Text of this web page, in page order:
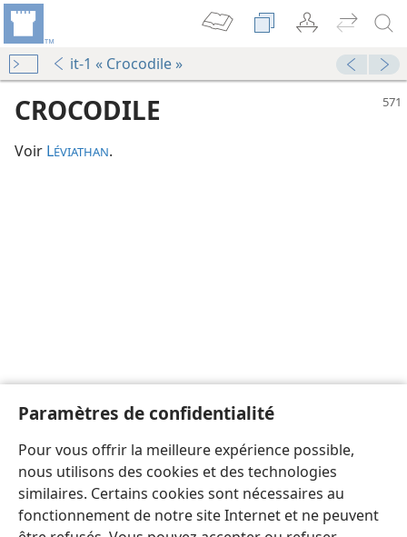
Paramètres de confidentialité
Pour vous offrir la meilleure expérience possible,
nous utilisons des cookies et des technologies
similaires. Certains cookies sont nécessaires au
fonctionnement de notre site Internet et ne peuvent
it-1 « Crocodile »
CROCODILE
Voir LÉVIATHAN.